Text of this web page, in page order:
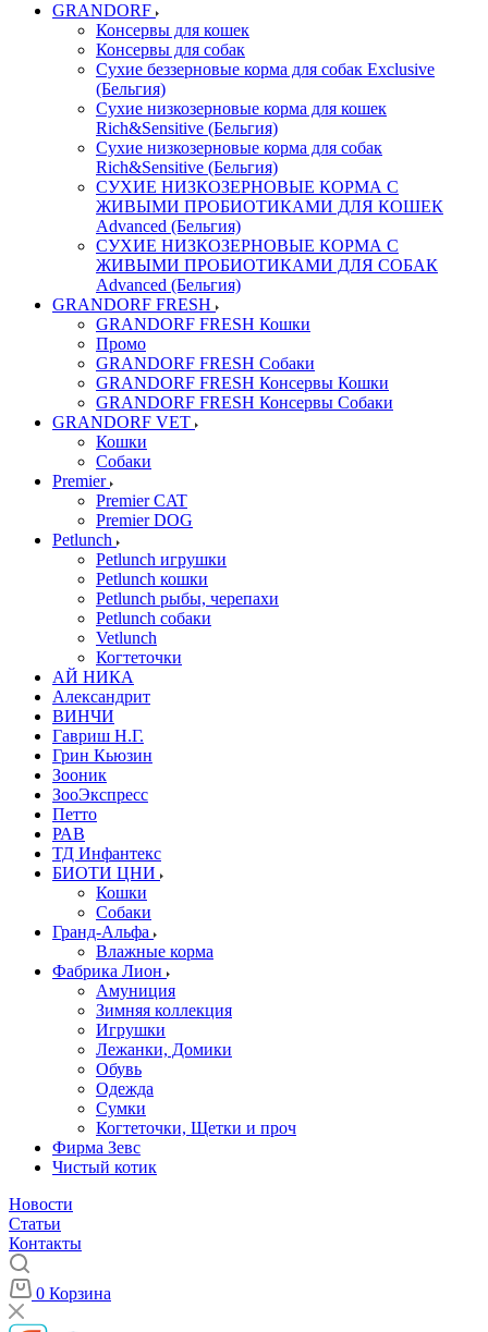
GRANDORF
Консервы для кошек
Консервы для собак
Сухие беззерновые корма для собак Exclusive
(Бельгия)
Сухие низкозерновые корма для кошек
Rich&Sensitive (Бельгия)
Сухие низкозерновые корма для собак
Rich&Sensitive (Бельгия)
СУХИЕ НИЗКОЗЕРНОВЫЕ КОРМА С
ЖИВЫМИ ПРОБИОТИКАМИ ДЛЯ КОШЕК
Advanced (Бельгия)
СУХИЕ НИЗКОЗЕРНОВЫЕ КОРМА С
ЖИВЫМИ ПРОБИОТИКАМИ ДЛЯ СОБАК
Advanced (Бельгия)
GRANDORF FRESH
GRANDORF FRESH Кошки
Промо
GRANDORF FRESH Собаки
GRANDORF FRESH Консервы Кошки
GRANDORF FRESH Консервы Собаки
GRANDORF VET
Кошки
Собаки
Premier
Premier CAT
Premier DOG
Petlunch
Petlunch игрушки
Petlunch кошки
Petlunch рыбы, черепахи
Petlunch собаки
Vetlunch
Когтеточки
АЙ НИКА
Александрит
ВИНЧИ
Гавриш Н.Г.
Грин Кьюзин
Зооник
ЗооЭкспресс
Петто
РАВ
ТД Инфантекс
БИОТИ ЦНИ
Кошки
Собаки
Гранд-Альфа
Влажные корма
Фабрика Лион
Амуниция
Зимняя коллекция
Игрушки
Лежанки, Домики
Обувь
Одежда
Сумки
Когтеточки, Щетки и проч
Фирма Зевс
Чистый котик
Новости
Статьи
Контакты
0 Корзина